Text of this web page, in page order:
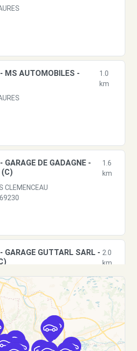
MS AUTOMOBILES -
1.0
km
DE GADAGNE -
(C)
1.6
km
CLEMENCEAU
GUTTARL SARL - 2.0
km
MONNET AUTOMOBILES - 2.3